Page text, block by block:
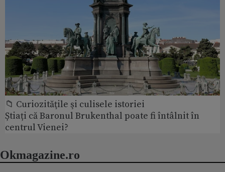
📁 Curiozităţile şi culisele istoriei
Știați că Baronul Brukenthal poate fi întâlnit în
centrul Vienei?
Okmagazine.ro